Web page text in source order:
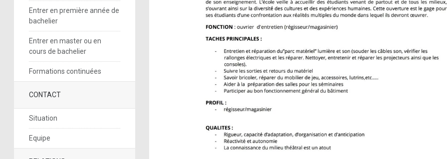
Entrer en première année de
bachelier
Entrer en master ou en
cours de bachelier
Formations continuées
CONTACT
Situation
Equipe